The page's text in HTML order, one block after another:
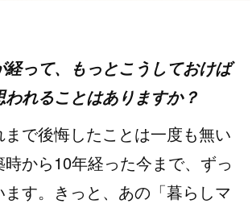
って、もっとこうしておけば
われることはありますか？
で後悔したことは一度も無い
から10年経った今まで、ずっ
ます。きっと、あの「暮らしマ